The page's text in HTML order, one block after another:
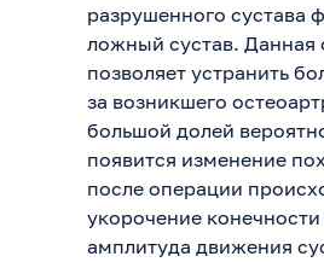
разрушенного сустава
ложный сустав. Данная
позволяет устранить
за возникшего
большой долей
появится изменение
после операции
укорочение
амплитуда движения